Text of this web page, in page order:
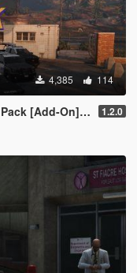
4,385 114
[Lore-Friendly] 1.2.0